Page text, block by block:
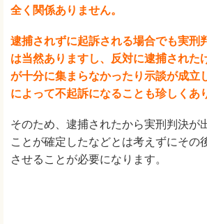
全く関係ありません。
逮捕されずに起訴される場合でも実刑
は当然ありますし、反対に逮捕された
が十分に集まらなかったり示談が成立
によって不起訴になることも珍しくあ
そのため、逮捕されたから実刑判決が
ことが確定したなどとは考えずにその
させることが必要になります。